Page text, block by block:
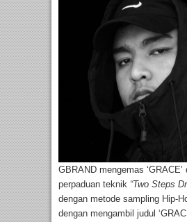
GBRAND mengemas ‘GRACE’
perpaduan teknik “Two Steps
dengan metode sampling Hip-
dengan mengambil judul